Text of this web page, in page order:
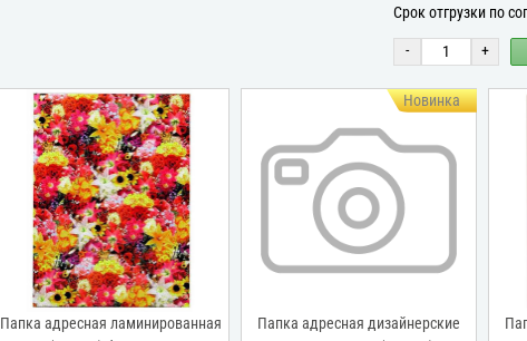
Срок отгрузки по
- +
Папка адресная ламинированная
Новинка
Папка адресная дизайнерские